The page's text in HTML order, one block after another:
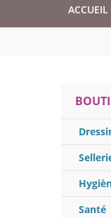
ACCUEIL
Santé